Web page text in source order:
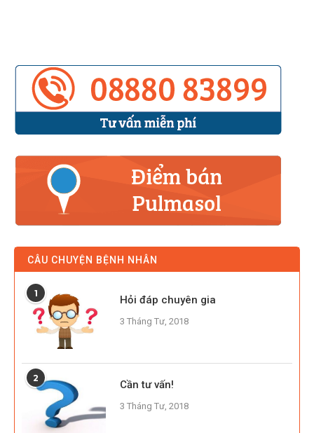
CÂU CHUYỆN BỆNH NHÂN
1
Hỏi đáp chuyên gia
3 Tháng Tư, 2018
2
Cần tư vấn!
3 Tháng Tư, 2018